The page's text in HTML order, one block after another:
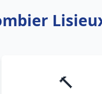
🔨